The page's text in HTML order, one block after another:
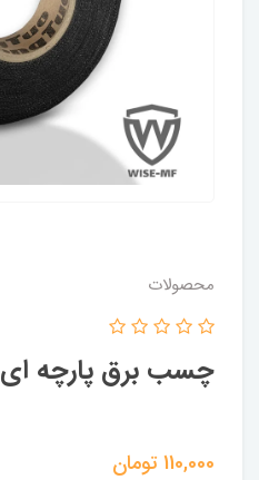
محصولات
چسب برق پارچه ای
110,000تومان